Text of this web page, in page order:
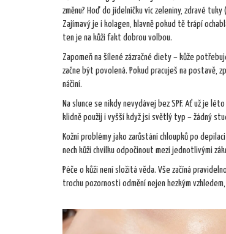
změnu? Hoď do jídelníčku víc zeleniny, zdravé
Zajímavý je i kolagen, hlavně pokud tě trápí
ten je na kůži fakt dobrou volbou.
Zapomeň na šílené zázračné diety – kůže
začne být povolená. Pokud pracuješ na postavě,
náčiní.
Na slunce se nikdy nevydávej bez SPF. Ať už je
klidně použij i vyšší když jsi světlý typ – žádný
Kožní problémy jako zarůstání chloupků po
nech kůži chvilku odpočinout mezi jednotlivými
Péče o kůži není složitá věda. Vše začíná
trochu pozornosti odmění nejen hezkým